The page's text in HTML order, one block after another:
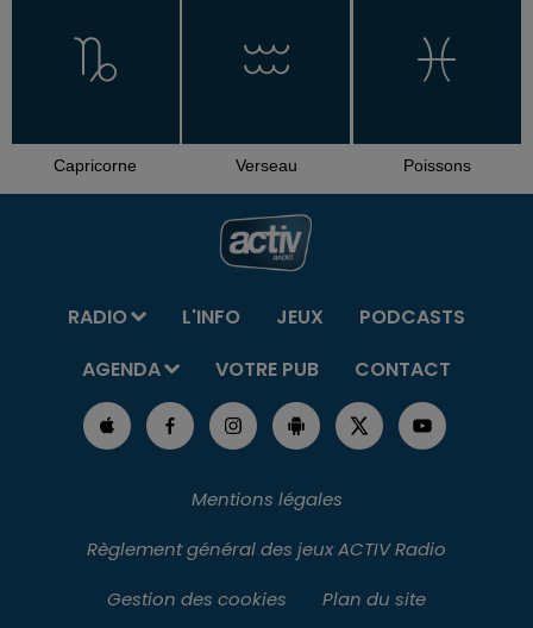
Capricorne Verseau Poissons
RADIO L'INFO JEUX
PODCASTS
AGENDA
VOTRE PUB CONTACT
Mentions légales
Règlement général des jeux ACTIV Radio
Gestion des cookies
Plan du site